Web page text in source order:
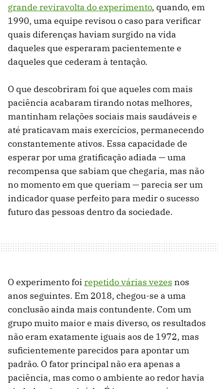
grande reviravolta do experimento, quando, em
1990, uma equipe revisou o caso para verificar
quais diferenças haviam surgido na vida
daqueles que esperaram pacientemente e
daqueles que cederam à tentação.
O que descobriram foi que aqueles com mais
paciência acabaram tirando notas melhores,
mantinham relações sociais mais saudáveis e
até praticavam mais exercícios, permanecendo
constantemente ativos. Essa capacidade de
esperar por uma gratificação adiada — uma
recompensa que sabiam que chegaria, mas não
no momento em que queriam — parecia ser um
indicador quase perfeito para medir o sucesso
futuro das pessoas dentro da sociedade.
O experimento foi repetido várias vezes nos
anos seguintes. Em 2018, chegou-se a uma
conclusão ainda mais contundente. Com um
grupo muito maior e mais diverso, os resultados
não eram exatamente iguais aos de 1972, mas
suficientemente parecidos para apontar um
padrão. O fator principal não era apenas a
paciência, mas como o ambiente ao redor havia